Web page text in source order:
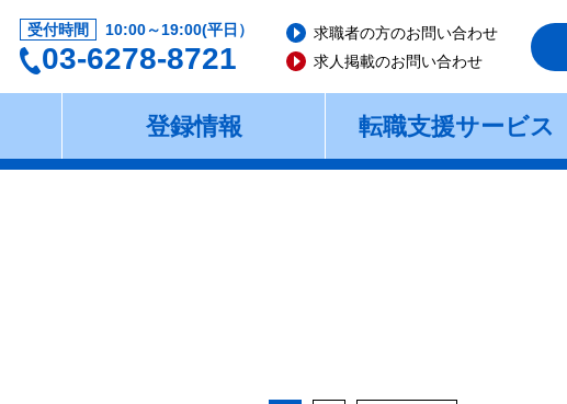
受付時間 10:00～19:00(平日）
03-6278-8721
求職者の方のお問い合わせ
求人掲載のお問い合わせ
登録情報 転職支援サービス